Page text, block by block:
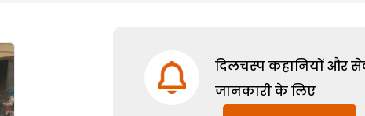
दिलचस्प कहानियों और
जानकारी के लिए